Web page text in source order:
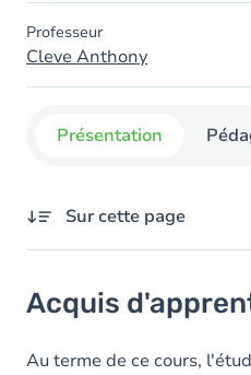
Professeur
Cleve Anthony
Présentation
Sur cette page
Contenu
Acquis
Au terme de ce cours,